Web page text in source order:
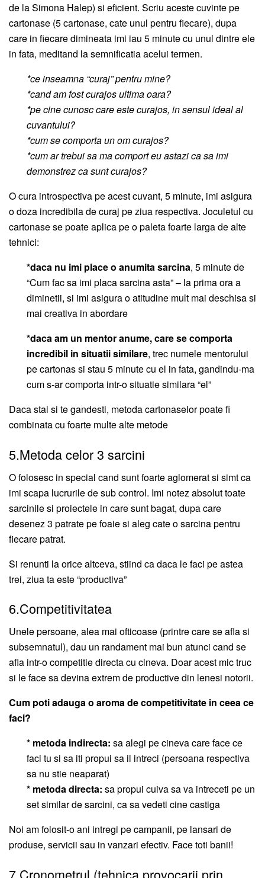
de la Simona Halep) si eficient. Scriu aceste cuvinte pe
cartonase (5 cartonase, cate unul pentru fiecare), dupa
care in fiecare dimineata imi iau 5 minute cu unul dintre ele
in fata, meditand la semnificatia acelui termen.
*ce inseamna “curaj” pentru mine?
*cand am fost curajos ultima oara?
*pe cine cunosc care este curajos, in sensul ideal al
cuvantului?
*cum se comporta un om curajos?
*cum ar trebui sa ma comport eu astazi ca sa imi
demonstrez ca sunt curajos?
O cura introspectiva pe acest cuvant, 5 minute, imi asigura
o doza incredibila de curaj pe ziua respectiva. Joculetul cu
cartonase se poate aplica pe o paleta foarte larga de alte
tehnici:
*daca nu imi place o anumita sarcina, 5 minute de
“Cum fac sa imi placa sarcina asta” – la prima ora a
diminetii, si imi asigura o atitudine mult mai deschisa si
mai creativa in abordare
*daca am un mentor anume, care se comporta
incredibil in situatii similare, trec numele mentorului
pe cartonas si stau 5 minute cu el in fata, gandindu-ma
cum s-ar comporta intr-o situatie similara “el”
Daca stai si te gandesti, metoda cartonaselor poate fi
combinata cu foarte multe alte metode
5.Metoda celor 3 sarcini
O folosesc in special cand sunt foarte aglomerat si simt ca
imi scapa lucrurile de sub control. Imi notez absolut toate
sarcinile si proiectele in care sunt bagat, dupa care
desenez 3 patrate pe foaie si aleg cate o sarcina pentru
fiecare patrat.
Si renunti la orice altceva, stiind ca daca le faci pe astea
trei, ziua ta este “productiva”
6.Competitivitatea
Unele persoane, alea mai ofticoase (printre care se afla si
subsemnatul), dau un randament mai bun atunci cand se
afla intr-o competitie directa cu cineva. Doar acest mic truc
si le face sa devina extrem de productive din lenesi notorii.
Cum poti adauga o aroma de competitivitate in ceea ce
faci?
* metoda indirecta: sa alegi pe cineva care face ce
faci tu si sa iti propui sa il intreci (persoana respectiva
sa nu stie neaparat)
* metoda directa: sa propui cuiva sa va intreceti pe un
set similar de sarcini, ca sa vedeti cine castiga
Noi am folosit-o ani intregi pe campanii, pe lansari de
produse, servicii sau in vanzari efectiv. Face toti banii!
7.Cronometrul (tehnica provocarii prin